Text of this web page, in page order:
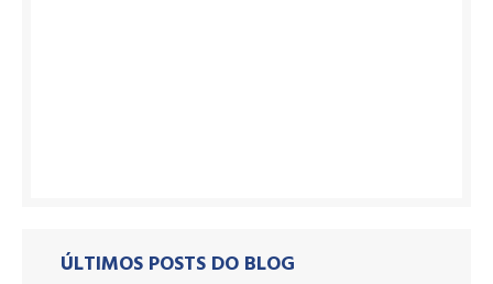
ÚLTIMOS POSTS DO BLOG